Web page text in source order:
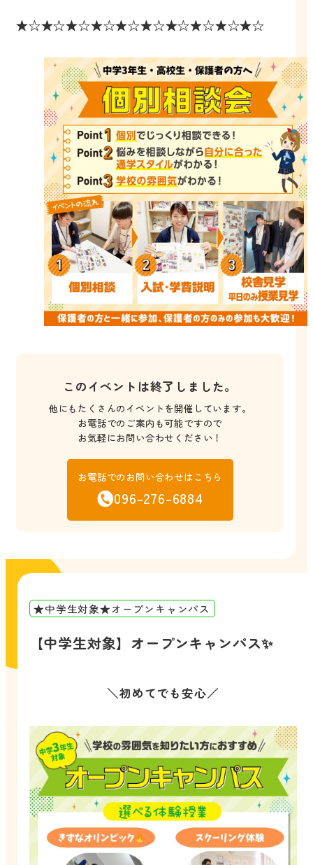
★☆★☆★☆★☆★☆★☆★☆★☆★☆★☆
このイベントは終了しました。
他にもたくさんのイベントを開催しています。
お電話でのご案内も可能ですので
お気軽にお問い合わせください！
お電話でのお問い合わせはこちら
096-276-6884
【中学生対象】オープンキャンパス✨
★中学生対象★オープンキャンパス
＼初めてでも安心／